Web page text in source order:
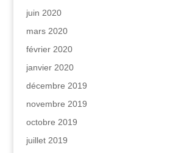
juin 2020
mars 2020
février 2020
janvier 2020
décembre 2019
novembre 2019
octobre 2019
juillet 2019